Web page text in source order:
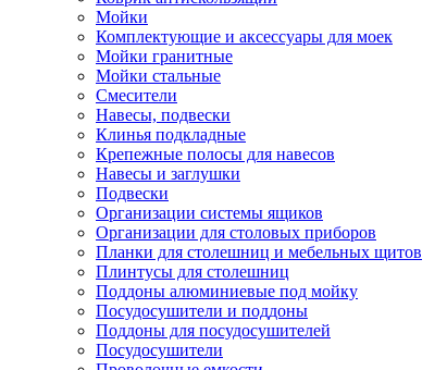
Мойки
Комплектующие и аксессуары для моек
Мойки гранитные
Мойки стальные
Смесители
Навесы, подвески
Клинья подкладные
Крепежные полосы для навесов
Навесы и заглушки
Подвески
Организации системы ящиков
Организации для столовых приборов
Планки для столешниц и мебельных щитов
Плинтусы для столешниц
Поддоны алюминиевые под мойку
Посудосушители и поддоны
Поддоны для посудосушителей
Посудосушители